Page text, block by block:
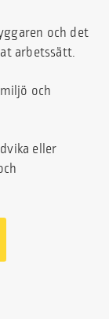
och det
arbetssätt.
och
eller